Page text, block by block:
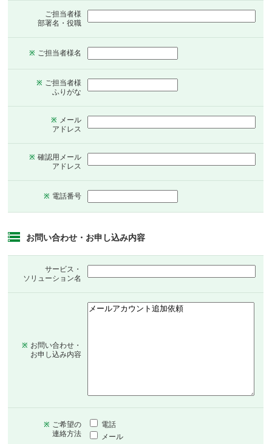
ご担当者様
部署名・役職
※ ご担当者様名
※ ご担当者様
ふりがな
※ メール
アドレス
※ 確認用メール
アドレス
※ 電話番号
お問い合わせ・お申し込み内容
サービス・
ソリューション名
※ お問い合わせ・
お申し込み内容
※ ご希望の
連絡方法
電話
メール